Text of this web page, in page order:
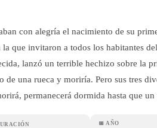
con alegría el nacimiento de su
que invitaron a todos los habitantes
lanzó un terrible hechizo sobre la
de una rueca y moriría. Pero sus tres
permanecerá dormida hasta que
📅 AÑO